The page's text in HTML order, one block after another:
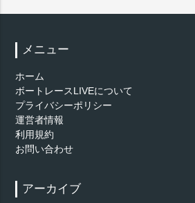
メニュー
ホーム
ボートレースLIVEについて
プライバシーポリシー
運営者情報
利用規約
お問い合わせ
アーカイブ